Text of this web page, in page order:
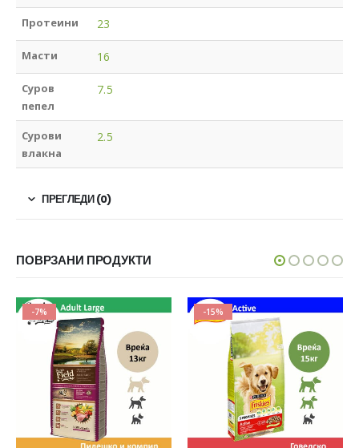
Протеини 23
Масти 16
Суров
пепел
7.5
Сурови
влакна
2.5
ПРЕГЛЕДИ (0)
ПОВРЗАНИ ПРОДУКТИ
-7% -15%